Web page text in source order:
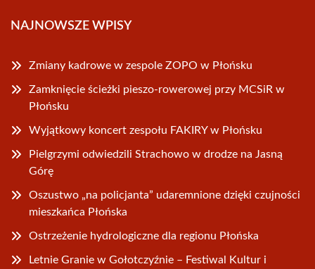
NAJNOWSZE WPISY
Zmiany kadrowe w zespole ZOPO w Płońsku
Zamknięcie ścieżki pieszo-rowerowej przy MCSiR w
Płońsku
Wyjątkowy koncert zespołu FAKIRY w Płońsku
Pielgrzymi odwiedzili Strachowo w drodze na Jasną
Górę
Oszustwo „na policjanta” udaremnione dzięki czujności
mieszkańca Płońska
Ostrzeżenie hydrologiczne dla regionu Płońska
Letnie Granie w Gołotczyźnie – Festiwal Kultur i